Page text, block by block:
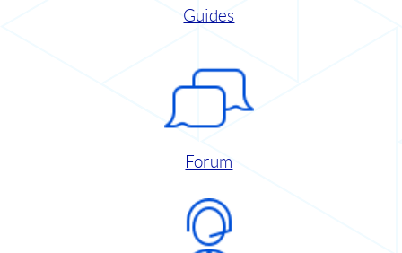
Guides
Forum